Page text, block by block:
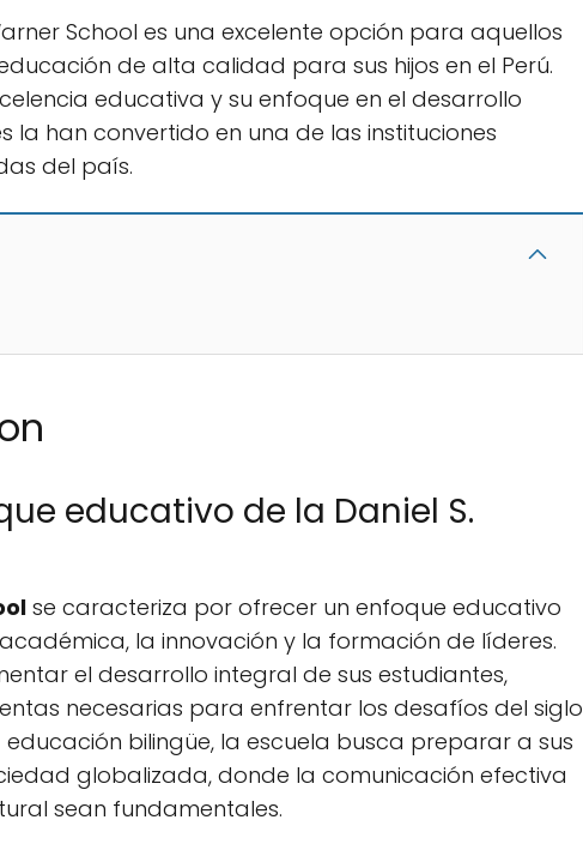
School es una excelente opción para aquellos
de alta calidad para sus hijos en el Perú.
educativa y su enfoque en el desarrollo
la han convertido en una de las instituciones
del país.
educativo de la Daniel S.
se caracteriza por ofrecer un enfoque educativo
la innovación y la formación de líderes.
el desarrollo integral de sus estudiantes,
necesarias para enfrentar los desafíos del siglo
educación bilingüe, la escuela busca preparar a sus
globalizada, donde la comunicación efectiva
sean fundamentales.